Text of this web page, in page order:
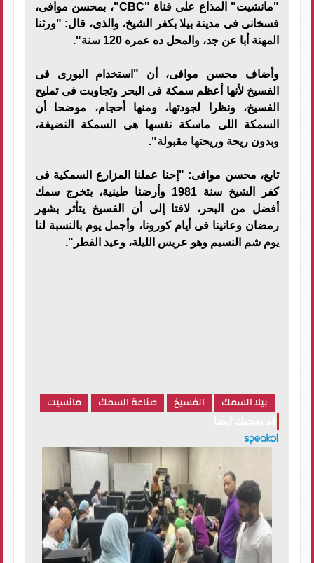
"مانشيت" المذاع على قناة "CBC"، بمحسن موافى،
فسخانى فى مدينة بيلا بكفر الشيخ، والذى، قال: "ورثنا
المهنة أبا عن جد، والمحل ده عمره 120 سنة".
وأضاف محسن موافى، أن "استخدام البورى فى
الفسيخ لأنها أعظم سمكة فى البحر وتجاوبت فى تمليح
الفسيخ، ونظرا لجودتها، ومنها أحجام، موضحا أن
السمكة اللى ماسكة نفسها هى السمكة النضيفة،
وبدون ريحة وريحتها مقبولة".
تابع، محسن موافى: "إحنا عملنا المزارع السمكية فى
كفر الشيخ سنة 1981 وأرضنا طينية، بتخرج سمك
أفضل من البحر، لافتا إلى أن الفسيخ يتأثر بشهر
رمضان وعانينا فى أيام كورونا، وأجمل يوم بالنسبة لنا
يوم شم النسيم وهو عريس الليلة، وعيد الفطر".
بيلا السمك الفسيخ صناعة السمك مانسيت